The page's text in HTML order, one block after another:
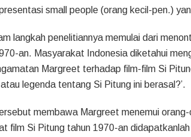
small people (orang kecil-pen.)
langkah penelitiannya memulai dari
an. Masyarakat Indonesia diketahui
Margreet terhadap film-film Si
legenda tentang Si Pitung ini berasal?’.
membawa Margreet menemui
film Si Pitung tahun 1970-an